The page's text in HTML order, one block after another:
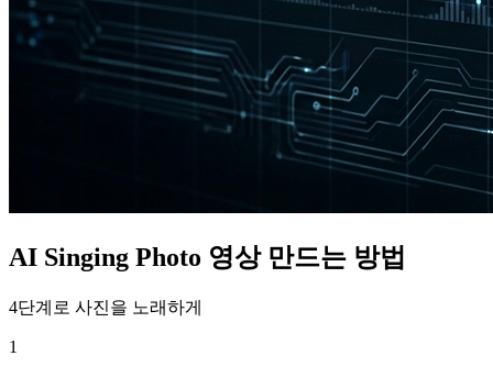
AI Singing Photo 영상 만드는 방법
4단계로 사진을 노래하게
1